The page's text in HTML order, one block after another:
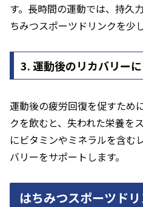
す。長時間の運動では、持久
ちみつスポーツドリンクを少
3. 運動後のリカバリーに
運動後の疲労回復を促すため
クを飲むと、失われた栄養を
にビタミンやミネラルを含む
バリーをサポートします。
はちみつスポーツド